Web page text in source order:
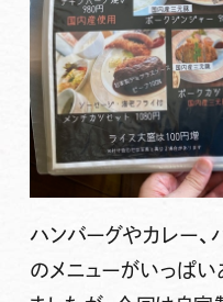
ハンバーグやカレー
のメニューがいっぱ